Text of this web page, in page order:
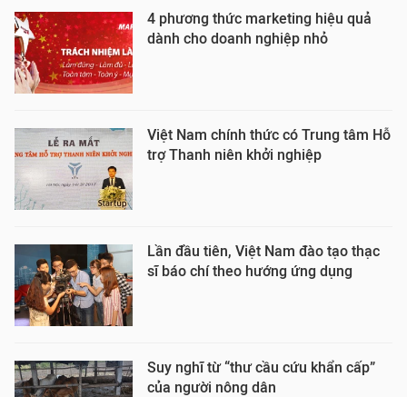
4 phương thức marketing hiệu quả
dành cho doanh nghiệp nhỏ
Việt Nam chính thức có Trung tâm Hỗ
trợ Thanh niên khởi nghiệp
Lần đầu tiên, Việt Nam đào tạo thạc
sĩ báo chí theo hướng ứng dụng
Suy nghĩ từ “thư cầu cứu khẩn cấp”
của người nông dân